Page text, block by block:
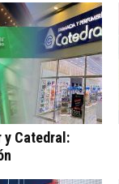
y Catedral: